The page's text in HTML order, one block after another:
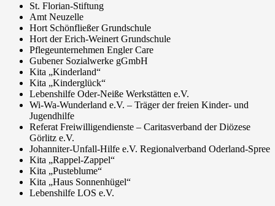
St. Florian-Stiftung
Amt Neuzelle
Hort Schönfließer Grundschule
Hort der Erich-Weinert Grundschule
Pflegeunternehmen Engler Care
Gubener Sozialwerke gGmbH
Kita „Kinderland“
Kita „Kinderglück“
Lebenshilfe Oder-Neiße Werkstätten e.V.
Wi-Wa-Wunderland e.V. – Träger der freien Kinder- und
Jugendhilfe
Referat Freiwilligendienste – Caritasverband der Diözese
Görlitz e.V.
Johanniter-Unfall-Hilfe e.V. Regionalverband Oderland-Spree
Kita „Rappel-Zappel“
Kita „Pusteblume“
Kita „Haus Sonnenhügel“
Lebenshilfe LOS e.V.